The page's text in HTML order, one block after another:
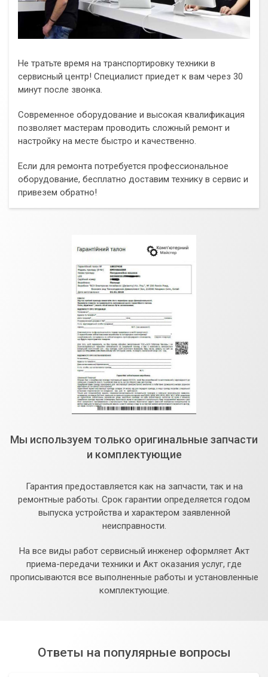
Не тратьте время на транспортировку техники в
сервисный центр! Специалист приедет к вам через 30
минут после звонка.
Современное оборудование и высокая квалификация
позволяет мастерам проводить сложный ремонт и
настройку на месте быстро и качественно.
Если для ремонта потребуется профессиональное
оборудование, бесплатно доставим технику в сервис и
привезем обратно!
Мы используем только оригинальные запчасти
и комплектующие
Гарантия предоставляется как на запчасти, так и на
ремонтные работы. Срок гарантии определяется годом
выпуска устройства и характером заявленной
неисправности.
На все виды работ сервисный инженер оформляет Акт
приема-передачи техники и Акт оказания услуг, где
прописываются все выполненные работы и установленные
комплектующие.
Ответы на популярные вопросы